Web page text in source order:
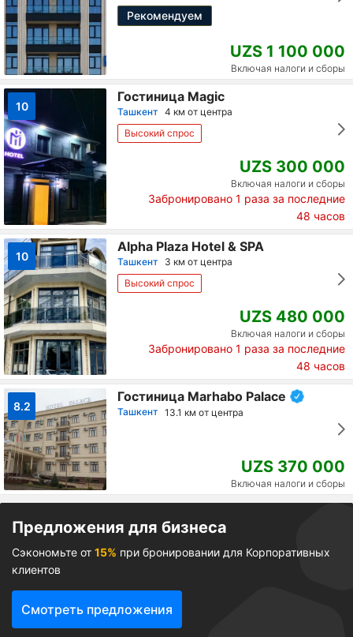
Рекомендуем
UZS 1 100 000
Включая налоги и сборы
10
Гостиница Magic
Ташкент 4 км от центра
Высокий спрос
UZS 300 000
Включая налоги и сборы
Забронировано 1 раза за последние
48 часов
10
Alpha Plaza Hotel & SPA
Ташкент
3 км от центра
Высокий спрос
UZS 480 000
Включая налоги и сборы
Забронировано 1 раза за последние
48 часов
8.2
Гостиница Marhabo Palace
Ташкент 13.1 км от центра
UZS 370 000
Включая налоги и сборы
Предложения для бизнеса
Сэкономьте от 15% при бронировании для Корпоративных
клиентов
Смотреть предложения